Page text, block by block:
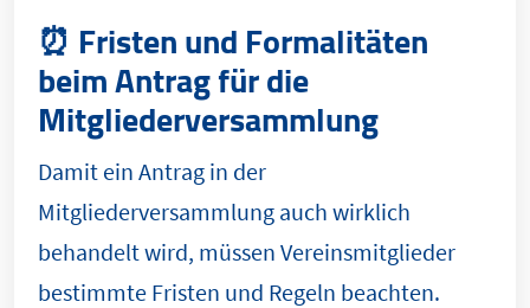
⏰ Fristen und Formalitäten
beim Antrag für die
Mitgliederversammlung
Damit ein Antrag in der
Mitgliederversammlung auch wirklich
behandelt wird, müssen Vereinsmitglieder
bestimmte Fristen und Regeln beachten.